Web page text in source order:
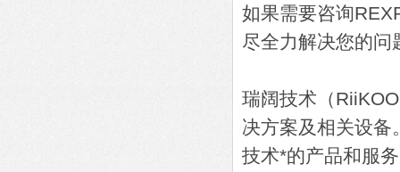
如果需要咨询
尽全力解决您的问
瑞阔技术（
决方案及相关设备
技术*的产品和服